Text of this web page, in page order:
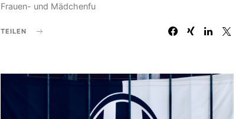
Frauen- und Mädchenfu
TEILEN